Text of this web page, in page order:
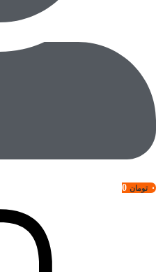
۰ تومان 0